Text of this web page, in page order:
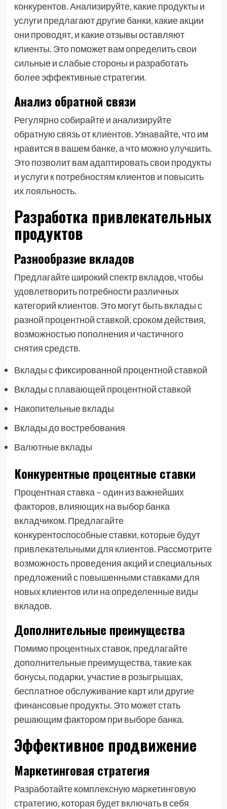
конкурентов. Анализируйте, какие продукты и
услуги предлагают другие банки, какие акции
они проводят, и какие отзывы оставляют
клиенты. Это поможет вам определить свои
сильные и слабые стороны и разработать
более эффективные стратегии.
Анализ обратной связи
Регулярно собирайте и анализируйте
обратную связь от клиентов. Узнавайте, что им
нравится в вашем банке, а что можно улучшить.
Это позволит вам адаптировать свои продукты
и услуги к потребностям клиентов и повысить
их лояльность.
Разработка привлекательных
продуктов
Разнообразие вкладов
Предлагайте широкий спектр вкладов, чтобы
удовлетворить потребности различных
категорий клиентов. Это могут быть вклады с
разной процентной ставкой, сроком действия,
возможностью пополнения и частичного
снятия средств.
Вклады с фиксированной процентной ставкой
Вклады с плавающей процентной ставкой
Накопительные вклады
Вклады до востребования
Валютные вклады
Конкурентные процентные ставки
Процентная ставка – один из важнейших
факторов, влияющих на выбор банка
вкладчиком. Предлагайте
конкурентоспособные ставки, которые будут
привлекательными для клиентов. Рассмотрите
возможность проведения акций и специальных
предложений с повышенными ставками для
новых клиентов или на определенные виды
вкладов.
Дополнительные преимущества
Помимо процентных ставок, предлагайте
дополнительные преимущества, такие как
бонусы, подарки, участие в розыгрышах,
бесплатное обслуживание карт или другие
финансовые продукты. Это может стать
решающим фактором при выборе банка.
Эффективное продвижение
Маркетинговая стратегия
Разработайте комплексную маркетинговую
стратегию, которая будет включать в себя